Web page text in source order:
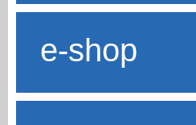
e-shop